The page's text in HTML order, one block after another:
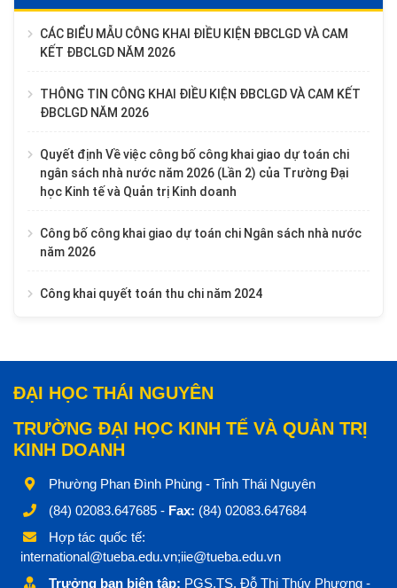
CÁC BIỂU MẪU CÔNG KHAI ĐIỀU KIỆN ĐBCLGD VÀ CAM
KẾT ĐBCLGD NĂM 2026
THÔNG TIN CÔNG KHAI ĐIỀU KIỆN ĐBCLGD VÀ CAM KẾT
ĐBCLGD NĂM 2026
Quyết định Về việc công bố công khai giao dự toán chi
ngân sách nhà nước năm 2026 (Lần 2) của Trường Đại
học Kinh tế và Quản trị Kinh doanh
Công bố công khai giao dự toán chi Ngân sách nhà nước
năm 2026
Công khai quyết toán thu chi năm 2024
ĐẠI HỌC THÁI NGUYÊN
TRƯỜNG ĐẠI HỌC KINH TẾ VÀ QUẢN TRỊ
KINH DOANH
Phường Phan Đình Phùng - Tỉnh Thái Nguyên
(84) 02083.647685 - Fax: (84) 02083.647684
Hợp tác quốc tế:
international@tueba.edu.vn;iie@tueba.edu.vn
Trưởng ban biên tập: PGS.TS. Đỗ Thị Thúy Phương -